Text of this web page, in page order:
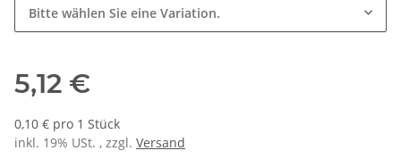
Bitte wählen Sie eine Variation.
5,12 €
0,10 € pro 1 Stück
inkl. 19% USt. , zzgl. Versand